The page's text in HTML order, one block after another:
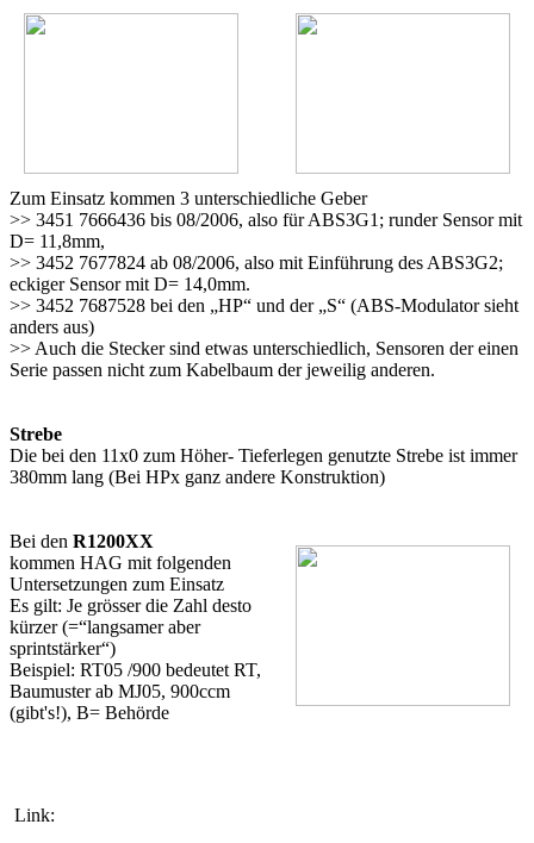
Zum Einsatz kommen 3 unterschiedliche Geber
>> 3451 7666436 bis 08/2006, also für ABS3G1; runder Sensor mit
D= 11,8mm,
>> 3452 7677824 ab 08/2006, also mit Einführung des ABS3G2;
eckiger Sensor mit D= 14,0mm.
>> 3452 7687528 bei den „HP“ und der „S“ (ABS-Modulator sieht
anders aus)
>> Auch die Stecker sind etwas unterschiedlich, Sensoren der einen
Serie passen nicht zum Kabelbaum der jeweilig anderen.
Strebe
Die bei den 11x0 zum Höher- Tieferlegen genutzte Strebe ist immer
380mm lang (Bei HPx ganz andere Konstruktion)
Bei den R1200XX
kommen HAG mit folgenden
Untersetzungen zum Einsatz
Es gilt: Je grösser die Zahl desto
kürzer (=“langsamer aber
sprintstärker“)
Beispiel: RT05 /900 bedeutet RT,
Baumuster ab MJ05, 900ccm
(gibt's!), B= Behörde
Link: